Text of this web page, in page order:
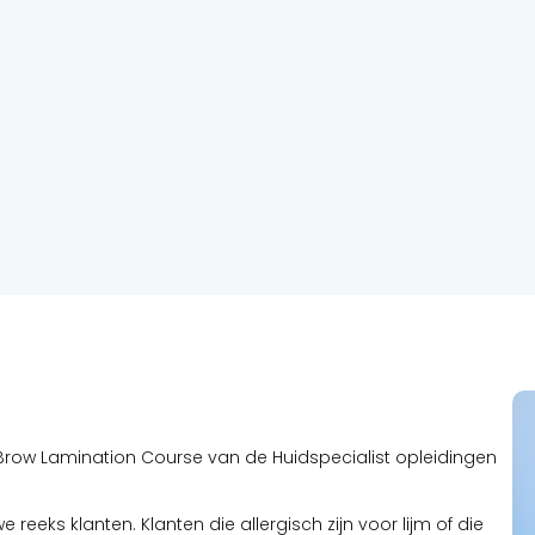
Lamination Course van de Huidspecialist opleidingen
reeks klanten. Klanten die allergisch zijn voor lijm of die